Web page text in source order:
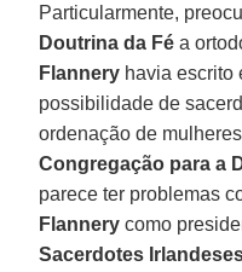
Particularmente,
Doutrina da Féa
Flannery havia escrito
possibilidade de
ordenação de
Congregação para a
parece ter problemas
Flannerycomo
Sacerdotes